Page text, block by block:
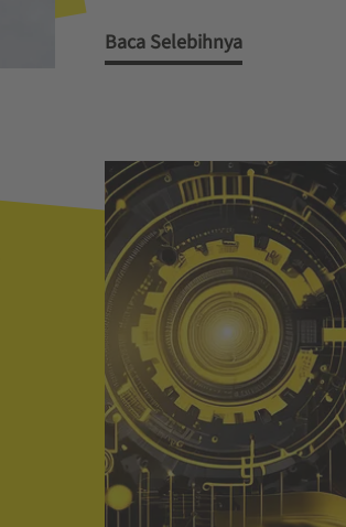
Baca Selebihnya